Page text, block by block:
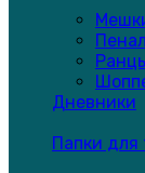
Дневники
Папки для